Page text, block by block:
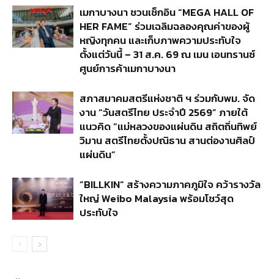
เมกาบางนา ชวนเช็กอิน “MEGA HALL OF
HER FAME” ร่วมเฉลิมฉลองคุณค่าของผู้
หญิงทุกคน และเก็บภาพความประทับใจ
ตั้งแต่วันนี้ – 31 ส.ค. 69 ณ เมน เอนทรานซ์
ศูนย์การค้าเมกาบางนา
สภาสมาคมสตรีแห่งชาติ ฯ ร่วมกับพม. จัด
งาน “วันสตรีไทย ประจำปี 2569” ภายใต้
แนวคิด “แม่หลวงของแผ่นดิน สถิตถิ่นทิพย์
วิมาน สตรีไทยตั้งปณิธาน สานต่องานศิลป์
แผ่นดิน”
“BILLKIN” สร้างความภาคภูมิใจ คว้ารางวัล
ใหญ่ Weibo Malaysia พร้อมโชว์สุด
ประทับใจ